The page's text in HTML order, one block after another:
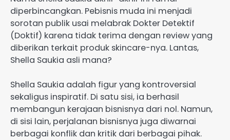
diperbincangkan. Pebisnis muda ini menjadi
sorotan publik usai melabrak Dokter Detektif
(Doktif) karena tidak terima dengan review yang
diberikan terkait produk skincare-nya. Lantas,
Shella Saukia asli mana?
Shella Saukia adalah figur yang kontroversial
sekaligus inspiratif. Di satu sisi, ia berhasil
membangun kerajaan bisnisnya dari nol. Namun,
di sisi lain, perjalanan bisnisnya juga diwarnai
berbagai konflik dan kritik dari berbagai pihak.